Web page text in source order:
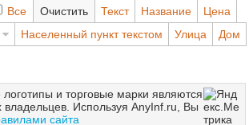
Все Очистить Текст Название
Цена
Населенный пункт текстом Улица Дом
и торговые марки являются
владельцев. Используя AnyInf.ru, Вы
сайта